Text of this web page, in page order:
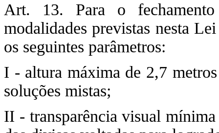
Art. 13. Para o
modalidades previstas nesta
os seguintes parâmetros:
I - altura máxima de 2,7
soluções mistas;
II - transparência visual